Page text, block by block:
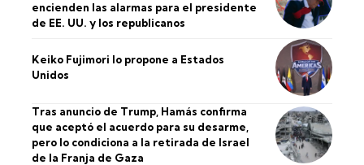
encienden las alarmas para el presidente
de EE. UU. y los republicanos
Keiko Fujimori lo propone a Estados
Unidos
Tras anuncio de Trump, Hamás confirma
que aceptó el acuerdo para su desarme,
pero lo condiciona a la retirada de Israel
de la Franja de Gaza